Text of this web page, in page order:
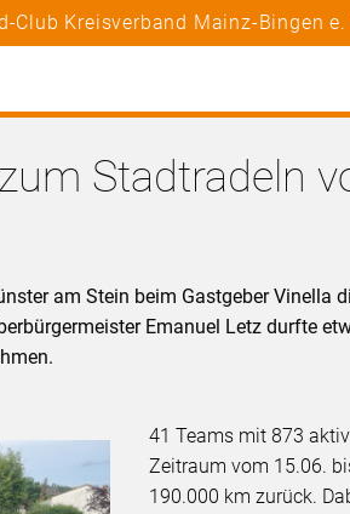
Club Kreisverband Mainz-Bingen e.
Stadtradeln
am Stein beim Gastgeber Vinella
Emanuel Letz durfte
41 Teams mit 873
Zeitraum vom 15.06.
190.000 km zurück.